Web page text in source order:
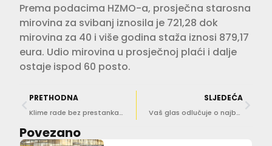
Prema podacima HZMO-a, prosječna starosna
mirovina za svibanj iznosila je 721,28 dok
mirovina za 40 i više godina staža iznosi 879,17
eura. Udio mirovina u prosječnoj plaći i dalje
ostaje ispod 60 posto.
PRETHODNA
Klime rade bez prestanka, prijeti li Hrvatskoj ‘blackout‘? HOPS otkriva koliko je mreža sigurna
SLJEDEĆA
Vaš glas odlučuje o najboljoj fotografiji natječaja ‘Volim svoju županiju’
Povezano